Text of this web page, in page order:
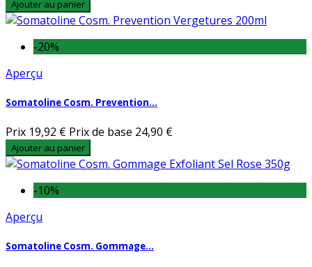
Ajouter au panier
-20%
Aperçu
Somatoline Cosm. Prevention...
Prix 19,92 € Prix de base 24,90 €
Ajouter au panier
-10%
Aperçu
Somatoline Cosm. Gommage...